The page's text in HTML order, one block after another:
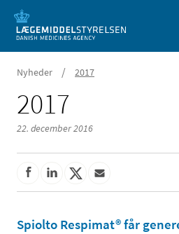
Nyheder / 2017
2017
22. december 2016
Spiolto Respimat® får